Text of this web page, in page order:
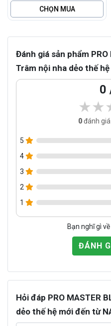
CHỌN MUA
Đánh giá sản phẩm PRO
Trâm nội nha dẻo thế
0
0đánh giá
5
4
3
2
1
Bạn nghĩ gì
ĐÁNH
Hỏi đáp PRO MASTER
dẻo thế hệ mới đến từ